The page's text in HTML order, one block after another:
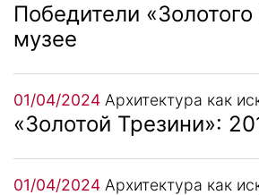
Победители
музее
01/04/2024 Архитектура как
«Золотой Трезини»:
01/04/2024 Архитектура как